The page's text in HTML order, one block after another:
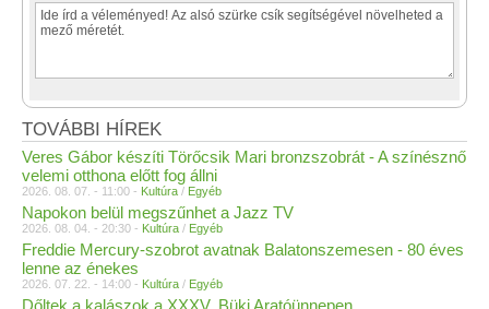
TOVÁBBI HÍREK
Veres Gábor készíti Törőcsik Mari bronzszobrát - A színésznő
velemi otthona előtt fog állni
2026. 08. 07. - 11:00 - Kultúra / Egyéb
Napokon belül megszűnhet a Jazz TV
2026. 08. 04. - 20:30 - Kultúra / Egyéb
Freddie Mercury-szobrot avatnak Balatonszemesen - 80 éves
lenne az énekes
2026. 07. 22. - 14:00 - Kultúra / Egyéb
Dőltek a kalászok a XXXV. Büki Aratóünnepen